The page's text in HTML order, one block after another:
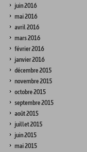
juin 2016
mai 2016
avril 2016
mars 2016
février 2016
janvier 2016
décembre 2015
novembre 2015
octobre 2015
septembre 2015
août 2015
juillet 2015
juin 2015
mai 2015